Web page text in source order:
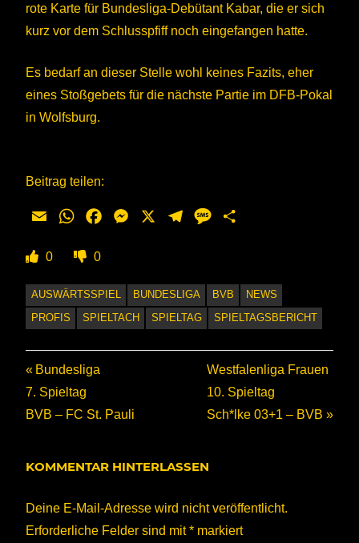
rote Karte für Bundesliga-Debütant Kabar, die er sich
kurz vor dem Schlusspfiff noch eingefangen hatte.
Es bedarf an dieser Stelle wohl keines Fazits, eher
eines Stoßgebets für die nächste Partie im DFB-Pokal
in Wolfsburg.
Beitrag teilen:
Email WhatsAppFacebookMessengerTelegramMessage
0 0
AUSWÄRTSSPIEL BUNDESLIGA BVB
NEWS
PROFIS
SPIELTACH SPIELTAG SPIELTAGSBERICHT
Beitragsnavigation
Vorheriger
Beitrag:
Bundesliga
7. Spieltag
BVB – FC St. Pauli
Nächster
Beitrag:
Westfalenliga Frauen
10. Spieltag
Sch*lke 03+1 – BVB
KOMMENTAR HINTERLASSEN
Deine E-Mail-Adresse wird nicht veröffentlicht.
Erforderliche Felder sind mit* markiert